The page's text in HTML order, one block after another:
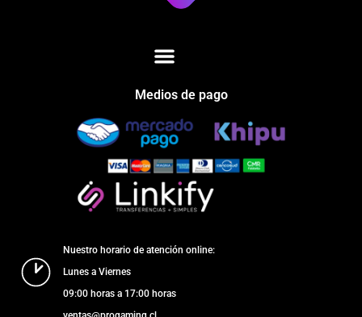
Medios de pago
Nuestro horario de atención online:
Lunes a Viernes
09:00 horas a 17:00 horas